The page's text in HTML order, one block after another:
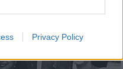
Privacy Policy